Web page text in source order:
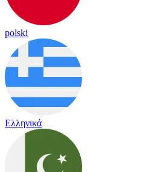
polski
Ελληνικά